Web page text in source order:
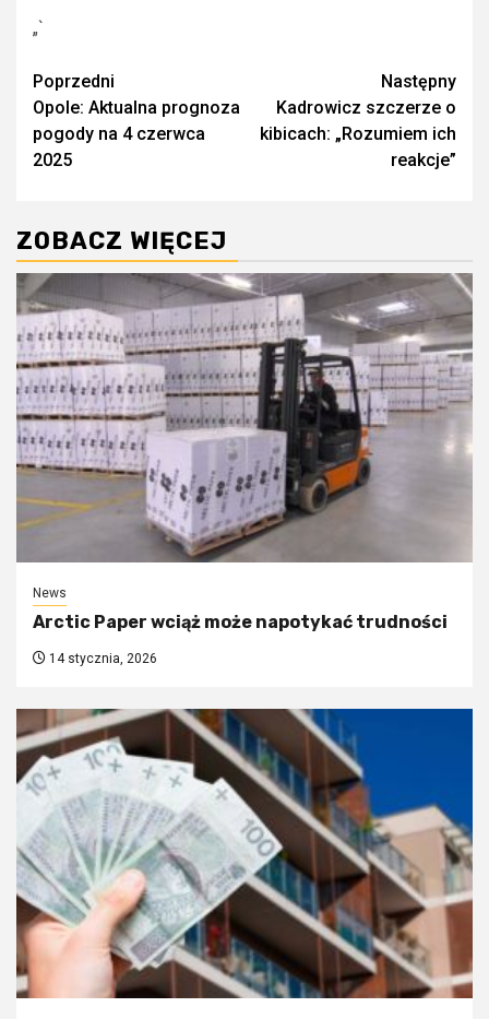
„`
Zobacz
wpisy
Poprzedni
Opole: Aktualna prognoza
pogody na 4 czerwca
2025
Następny
Kadrowicz szczerze o
kibicach: „Rozumiem ich
reakcje”
ZOBACZ WIĘCEJ
News
Arctic Paper wciąż może napotykać trudności
14 stycznia, 2026